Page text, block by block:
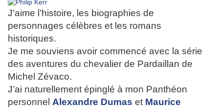
J’aime l’histoire, les biographies de
personnages célèbres et les romans
historiques.
Je me souviens avoir commencé avec la série
des aventures du chevalier de Pardaillan de
Michel Zévaco.
J’ai naturellement épinglé à mon Panthéon
personnel Alexandre Dumas et Maurice